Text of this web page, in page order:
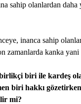
sahip olanlardan daha
inanca sahip olanlar
zamanlarda kanka
biri ile kardeş
biri hakkı
mi?